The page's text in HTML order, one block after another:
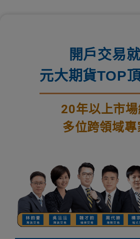
開戶交易
元大期貨TOP
20年以上市
多位跨領域專